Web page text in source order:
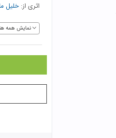
اثری از: خلیل
نمایش همه